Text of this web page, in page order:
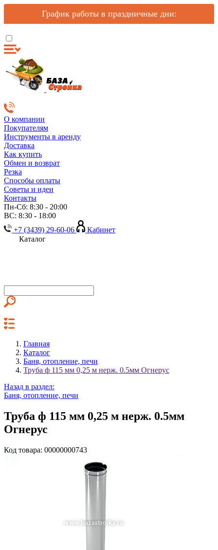
График работы в праздничные дни:
О компании
Покупателям
Инструменты в аренду
Доставка
Как купить
Обмен и возврат
Резка
Способы оплаты
Советы и идеи
Контакты
Пн-Сб: 8:30 - 20:00
ВС: 8:30 - 18:00
+7 (3439) 29-60-06
Кабинет
Каталог
Главная
Каталог
Баня, отопление, печи
Труба ф 115 мм 0,25 м нерж. 0.5мм Огнерус
Назад в раздел:
Баня, отопление, печи
Труба ф 115 мм 0,25 м нерж. 0.5мм
Огнерус
Код товара: 00000000743